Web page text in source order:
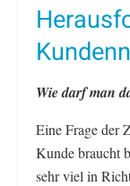
Wie darf man
Eine Frage der
Kunde braucht
sehr viel in